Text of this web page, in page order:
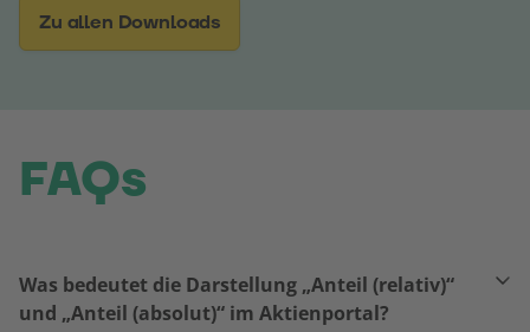
Zu allen Downloads
FAQs
Was bedeutet die Darstellung „Anteil (relativ)“
und „Anteil (absolut)“ im Aktienportal?